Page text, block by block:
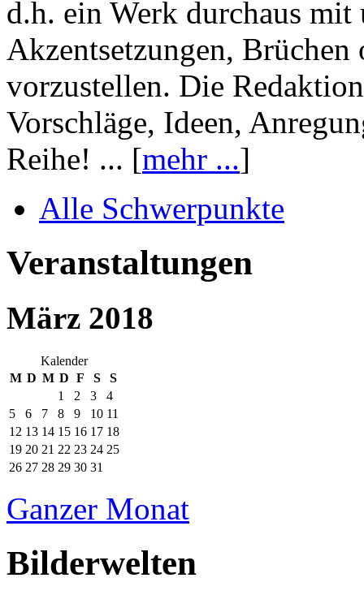
d.h. ein Werk durchaus mit
Akzentsetzungen, Brüchen
vorzustellen. Die
Vorschläge, Ideen,
Reihe! ... [mehr ...]
Alle Schwerpunkte
Veranstaltungen
März 2018
Kalender
M D M D F S
S
1
2 3
4
5
6 7 8 9 10 11
12 13 14 15 16 17 18
19 20 21 22 23 24 25
26 27 28 29 30 31
Ganzer Monat
Bilderwelten